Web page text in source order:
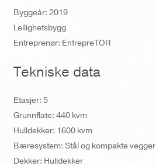
Byggeår: 2019
Leilighetsbygg
Entreprenør: EntrepreTOR
Tekniske data
Etasjer: 5
Grunnflate: 440 kvm
Hulldekker: 1600 kvm
Bæresystem: Stål og kompakte vegger
Dekker: Hulldekker